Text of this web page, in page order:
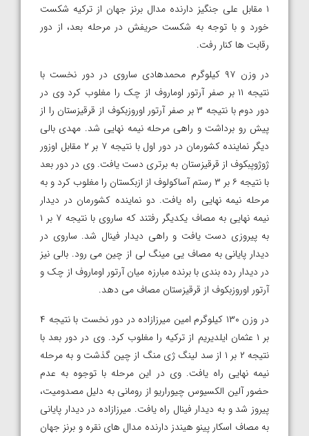
۱ مقابل علی جنگیز دارنده مدال برنز جهان از ترکیه شکست
خورد و با توجه به شکست حریفش در مرحله بعد،‌ از دور
رقابت ها کنار رفت.
در وزن ۹۷ کیلوگرم محمدهادی ساروی در دور نخست با
نتیجه ۱۱ بر صفر آرتور اوماروف از چک را مغلوب کرد وی در‌
دور دوم با نتیجه ۳ بر صفر آرتور اوروزبکوف از قرقیزستان را از
پیش رو برداشت و راهی مرحله نیمه نهایی شد. مهدی بالی
دیگر نماینده کشورمان در دور اول با نتیجه ۷ بر ۲ مقابل اوزور
ژوژوپبکوف از قرقیزستان به برتری دست یافت. وی در دور بعد
با نتیجه ۶ بر ۳ رستم آساکولوف از ازبکستان را مغلوب کرد و به
مرحله نیمه نهایی راه یافت. دو نماینده کشورمان در دیدار
نیمه نهایی به مصاف یکدیگر رفتند که ساروی با نتیجه ۷ بر ۱
به پیروزی دست یافت و راهی دیدار فینال شد. ساروی در
دیدار پایانی به مصاف یی مینگ لی از چین می رود. بالی نیز
در دیدار رده بندی با برنده مبارزه میان آرتور اوماروف از چک و
آرتور اوروزبکوف از قرقیزستان مصاف می دهد.
در وزن ۱۳۰ کیلوگرم امین میرزازاده در دور نخست با نتیجه ۴
بر ۱ عثمان ایلدیریم از ترکیه را مغلوب کرد. وی در دور بعد با
نتیجه ۲ بر ۱ از سد لینگ ژی منگ از چین گذشت و به مرحله
نیمه نهایی راه یافت. وی در این مرحله با توجوه به عدم
حضور آلین الکسیوس چیوراریو از رومانی به دلیل مصدومیت،
پیروز شد و به دیدار فینال راه یافت. میرزازاده در دیدار پایانی
به مصاف اسکار پینو هیندز دارنده مدال های نقره و برنز جهان